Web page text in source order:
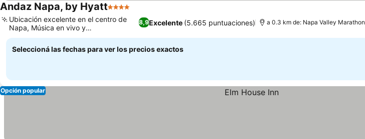
Andaz Napa, by Hyatt4 Estrellas
8,9Excelente (5.665 puntuaciones)
Ubicación excelente en el centro de
Napa, Música en vivo y
entretenimiento animado
a 0.3 km de: Napa Valley Marathon
Seleccioná las fechas para ver los precios exactos
Opción popular